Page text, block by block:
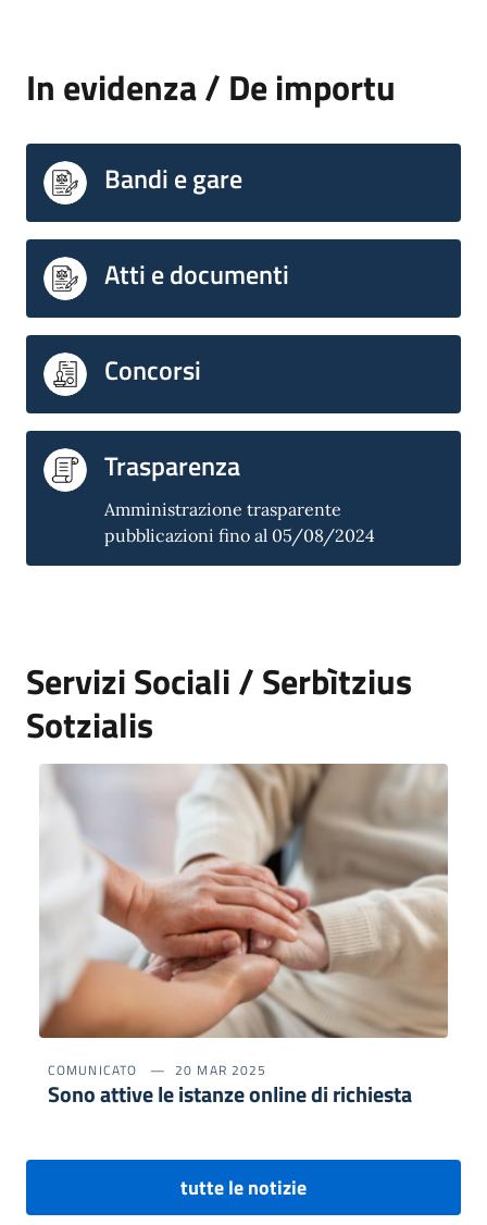
In evidenza / De importu
Bandi e gare
Atti e documenti
Concorsi
Trasparenza
Amministrazione trasparente
pubblicazioni fino al 05/08/2024
Servizi Sociali / Serbìtzius
Sotzialis
COMUNICATO 20 MAR 2025
Sono attive le istanze online di richiesta
tutte le notizie